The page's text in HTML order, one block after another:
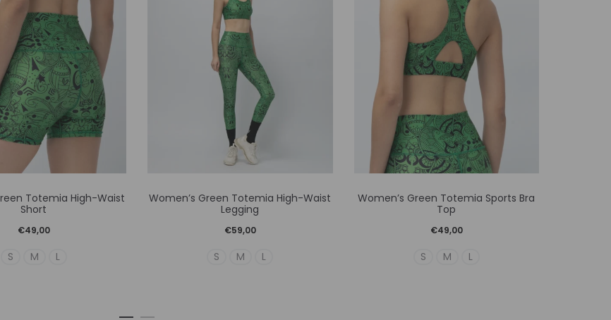
το
Totemia High-Waist
Short
€49,00
S M L
το
Women’s Green Totemia High-Waist
Legging
€59,00
S M L
το
Women’s Green Totemia Sports Bra
Top
€49,00
S M L